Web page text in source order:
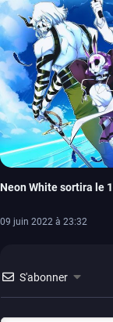
Neon White sortira le
09 juin 2022 à 23:32
S'abonner